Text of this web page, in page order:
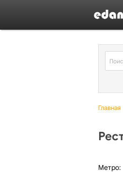
Главная
Метро: